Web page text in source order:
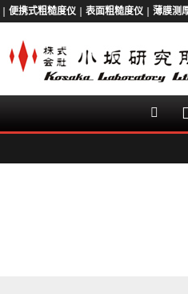
便携式粗糙度仪 表面粗糙度仪 薄膜测